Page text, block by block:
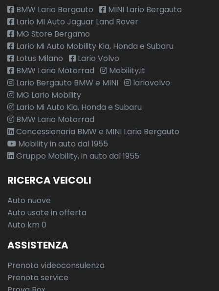
BMW Lario Bergauto
MINI Lario Bergauto
Lario MI Auto Jaguar Land Rover
MG Store Bergamo
Lario Mi Auto Mobility Kia, Honda e Subaru
Lotus Milano
Lario Volvo
BMW Lario Motorrad
Mobility.it
Lario Bergauto BMW e MINI
lariovolvo
MG Lario Mobility
Lario Mi Auto Kia, Honda e Subaru
BMW Lario Motorrad
Concessionaria BMW e MINI Lario Bergauto
Mobility in auto dal 1955
Gruppo Mobility, in auto dal 1955
RICERCA VEICOLI
Auto nuove
Auto usate in offerta
Auto km 0
ASSISTENZA
Prenota videoconsulenza
Prenota service